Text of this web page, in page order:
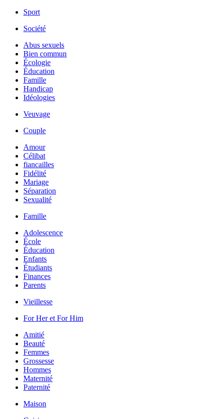
Sport
Société
Abus sexuels
Bien commun
Écologie
Éducation
Famille
Handicap
Idéologies
Veuvage
Couple
Amour
Célibat
fiancailles
Fidélité
Mariage
Séparation
Sexualité
Famille
Adolescence
École
Éducation
Enfants
Étudiants
Finances
Parents
Vieillesse
For Her et For Him
Amitié
Beauté
Femmes
Grossesse
Hommes
Maternité
Paternité
Maison